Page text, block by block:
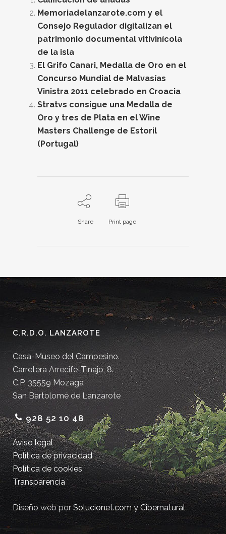
Memoriadelanzarote.com y el
Consejo Regulador digitalizan el
patrimonio documental vitivinícola
de la isla
El Grifo Canari, Medalla de Oro en el
Concurso Mundial de Malvasías
Vinistra 2011 celebrado en Croacia
Stratvs consigue una Medalla de
Oro y tres de Plata en el Wine
Masters Challenge de Estoril
(Portugal)
Share Print page
C.R.D.O. LANZAROTE
Casa-Museo del Campesino.
Carretera Arrecife-Tinajo, 8.
C.P. 35559 Mozaga
San Bartolomé de Lanzarote
928 52 10 48
Aviso legal
Política de privacidad
Política de cookies
Transparencia
Diseño web porSolucionet.comyCibernatural